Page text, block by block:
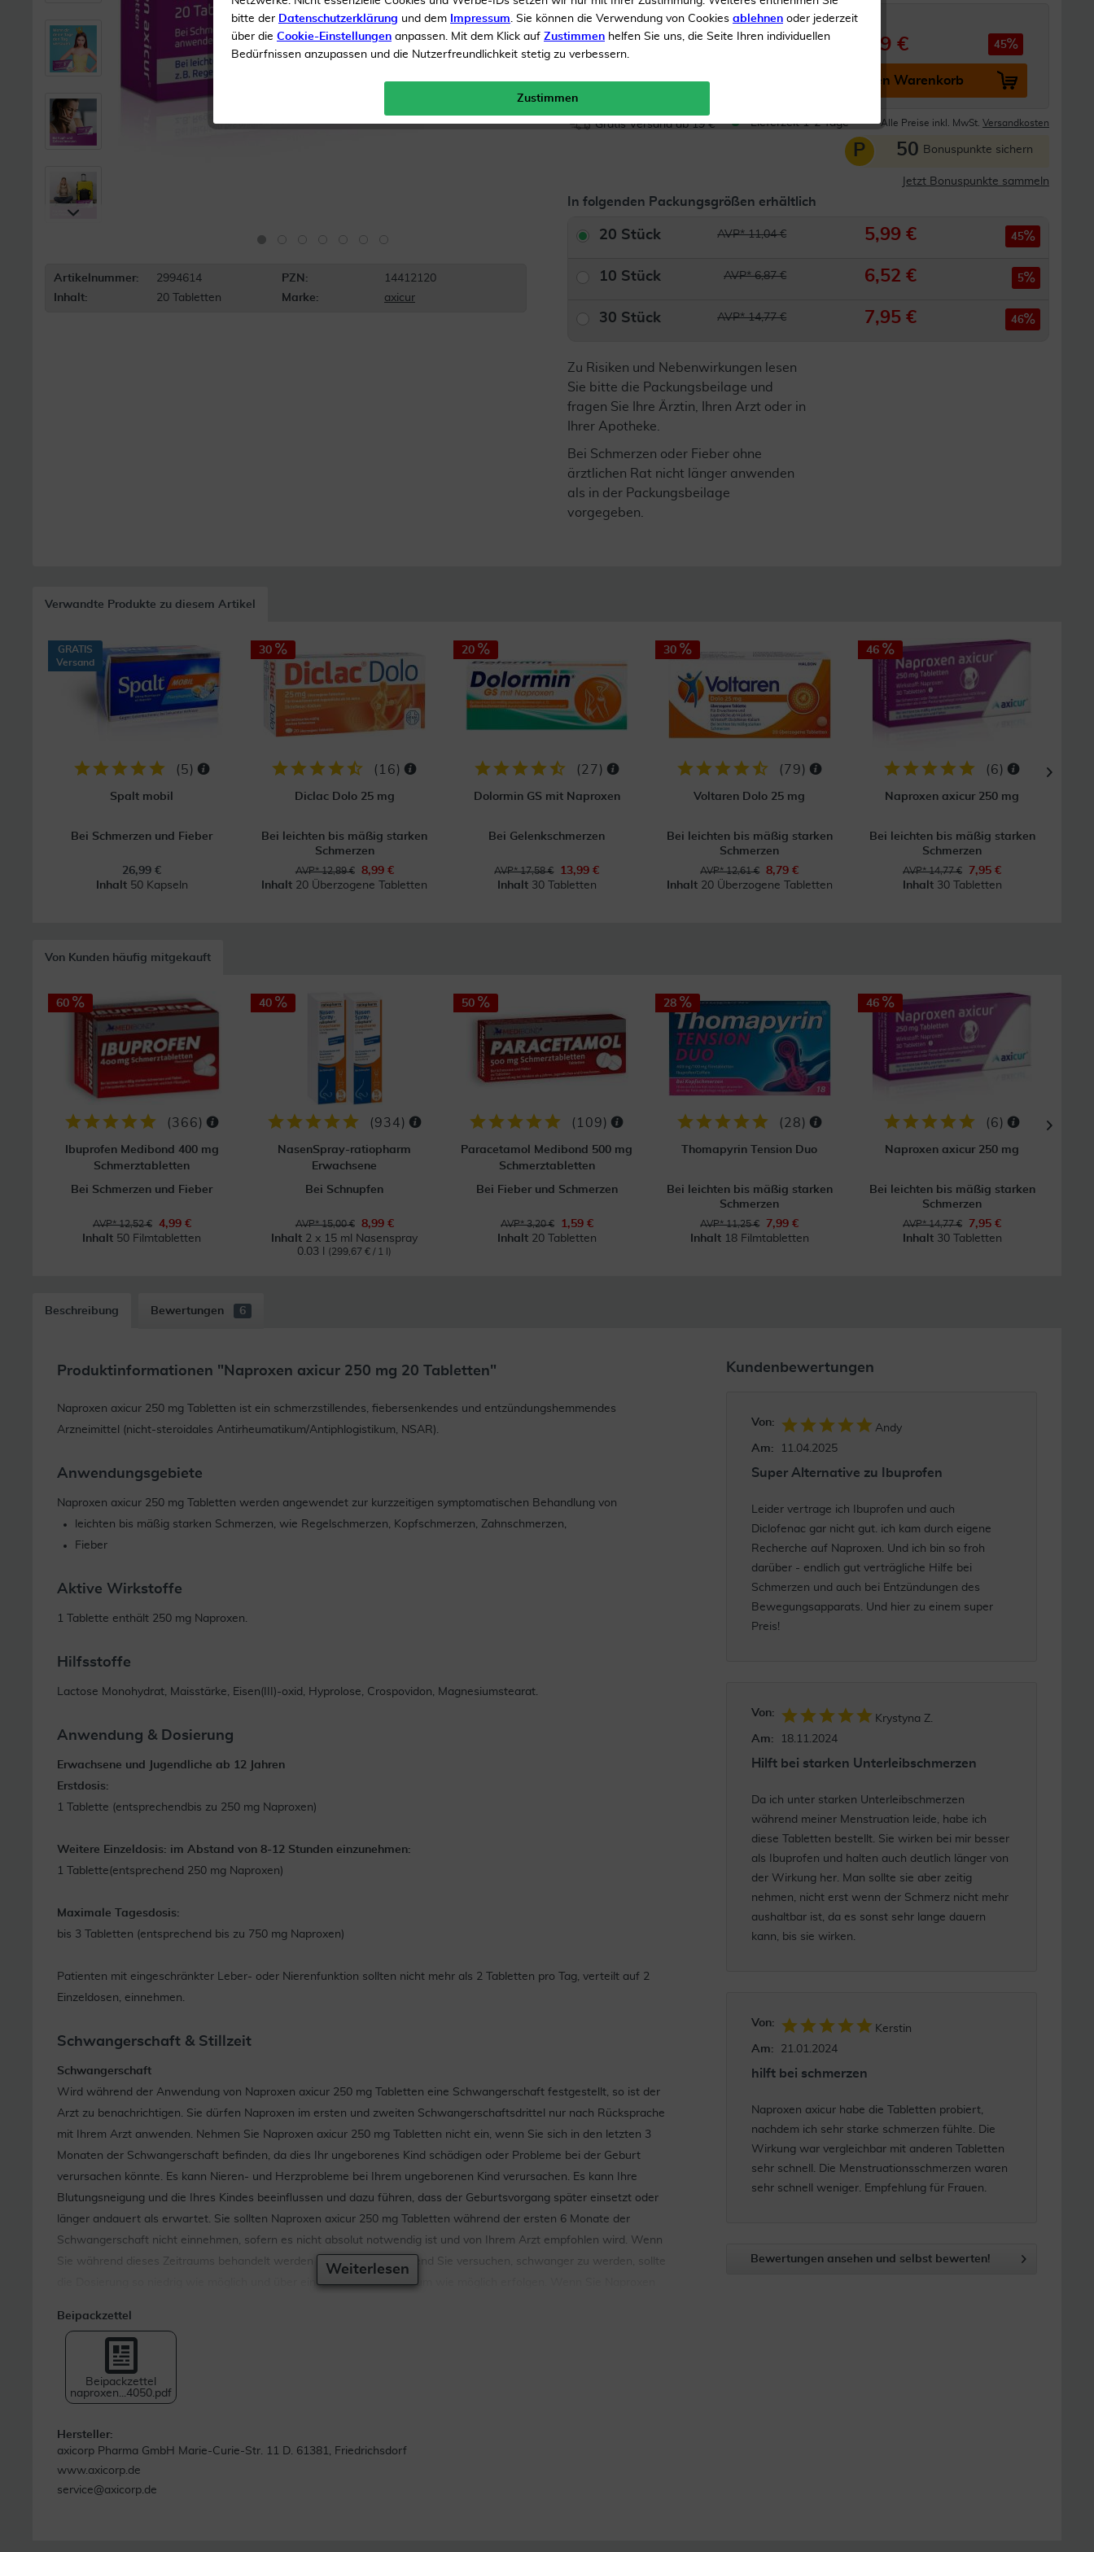
Artikelnummer: 2994614 PZN:
14412120
Inhalt:
20 Tabletten Marke: axicur
Inhalt20 Tabletten
5,99 € 45
In den Warenkorb
Gratis Versand ab 19 € Lieferzeit 1-2 Tage Alle Preise inkl. MwSt. Versandkosten
P 50 Bonuspunkte sichern
Jetzt Bonuspunkte sammeln
In folgenden Packungsgrößen erhältlich
20 Stück AVP* 11,04 € 5,99 € 45
10 Stück AVP* 6,87 € 6,52 € 5
30 Stück AVP* 14,77 € 7,95 € 46
Zu Risiken und Nebenwirkungen lesen
Sie bitte die Packungsbeilage und
fragen Sie Ihre Ärztin, Ihren Arzt oder in
Ihrer Apotheke.
Bei Schmerzen oder Fieber ohne
ärztlichen Rat nicht länger anwenden
als in der Packungsbeilage
vorgegeben.
Verwandte Produkte zu diesem Artikel
GRATIS
Versand
(5)
Spalt mobil
Bei Schmerzen und Fieber
26,99 €
Inhalt 50 Kapseln
30
( 16)
Diclac Dolo 25 mg
Bei leichten bis mäßig starken
Schmerzen
AVP* 12,89 €
8,99 €
Inhalt 20 Überzogene Tabletten
20
(27 )
Dolormin GS mit Naproxen
Bei Gelenkschmerzen
AVP* 17,58 €
13,99 €
Inhalt 30 Tabletten
30
( 79)
Voltaren Dolo 25 mg
Bei leichten bis mäßig starken
Schmerzen
AVP* 12,61 €
8,79 €
Inhalt 20 Überzogene Tabletten
46
(6)
Naproxen axicur 250 mg
Bei leichten bis mäßig starken
Schmerzen
AVP* 14,77 €
7,95 €
Inhalt 30 Tabletten
Von Kunden häufig mitgekauft
60
(366)
Ibuprofen Medibond 400 mg
Schmerztabletten
Bei Schmerzen und Fieber
AVP* 12,52 €
4,99 €
Inhalt 50 Filmtabletten
40
(934)
NasenSpray-ratiopharm
Erwachsene
Bei Schnupfen
AVP* 15,00 €
8,99 €
Inhalt 2 x 15 ml Nasenspray
0.03 l
(299,67 € / 1 l)
50
( 109)
Paracetamol Medibond 500 mg
Schmerztabletten
Bei Fieber und Schmerzen
AVP* 3,20 €
1,59 €
Inhalt 20 Tabletten
28
(28)
Thomapyrin Tension Duo
Bei leichten bis mäßig starken
Schmerzen
AVP* 11,25 €
7,99 €
Inhalt 18 Filmtabletten
46
(6)
Naproxen axicur 250 mg
Bei leichten bis mäßig starken
Schmerzen
AVP* 14,77 €
7,95 €
Inhalt 30 Tabletten
Beschreibung Bewertungen 6
Produktinformationen "Naproxen axicur 250 mg 20 Tabletten"
Naproxen axicur 250 mg Tabletten ist ein schmerzstillendes, fiebersenkendes und entzündungshemmendes
Arzneimittel (nicht-steroidales Antirheumatikum/Antiphlogistikum, NSAR).
Anwendungsgebiete
Naproxen axicur 250 mg Tabletten werden angewendet zur kurzzeitigen symptomatischen Behandlung von
leichten bis mäßig starken Schmerzen, wie Regelschmerzen, Kopfschmerzen, Zahnschmerzen,
Fieber
Aktive Wirkstoffe
1 Tablette enthält 250 mg Naproxen.
Hilfsstoffe
Lactose Monohydrat, Maisstärke, Eisen(III)-oxid, Hyprolose, Crospovidon, Magnesiumstearat.
Anwendung & Dosierung
Erwachsene und Jugendliche ab 12 Jahren
Erstdosis:
1 Tablette (entsprechendbis zu 250 mg Naproxen)
Weitere Einzeldosis: im Abstand von 8-12 Stunden einzunehmen:
1 Tablette(entsprechend 250 mg Naproxen)
Maximale Tagesdosis:
bis 3 Tabletten (entsprechend bis zu 750 mg Naproxen)
Patienten mit eingeschränkter Leber- oder Nierenfunktion sollten nicht mehr als 2 Tabletten pro Tag, verteilt auf 2
Einzeldosen, einnehmen.
Schwangerschaft & Stillzeit
Schwangerschaft
Wird während der Anwendung von Naproxen axicur 250 mg Tabletten eine Schwangerschaft festgestellt, so ist der
Arzt zu benachrichtigen. Sie dürfen Naproxen im ersten und zweiten Schwangerschaftsdrittel nur nach Rücksprache
mit Ihrem Arzt anwenden. Nehmen Sie Naproxen axicur 250 mg Tabletten nicht ein, wenn Sie sich in den letzten 3
Monaten der Schwangerschaft befinden, da dies Ihr ungeborenes Kind schädigen oder Probleme bei der Geburt
verursachen könnte. Es kann Nieren- und Herzprobleme bei Ihrem ungeborenen Kind verursachen. Es kann Ihre
Blutungsneigung und die Ihres Kindes beeinflussen und dazu führen, dass der Geburtsvorgang später einsetzt oder
länger andauert als erwartet. Sie sollten Naproxen axicur 250 mg Tabletten während der ersten 6 Monate der
Schwangerschaft nicht einnehmen, sofern es nicht absolut notwendig ist und von Ihrem Arzt empfohlen wird. Wenn
Sie während dieses Zeitraums behandelt werden müssen oder während Sie versuchen, schwanger zu werden, sollte
die Dosierung so niedrig wie möglich und über einen so kurzen Zeitraum wie möglich erfolgen. Wenn Sie Naproxen
Ihrem ungeborenen Kind Nierenprobleme verursachen, was zu einer verringerten Menge des Fruchtwassers, welches
Ihr Kind umgibt, führen kann (Oligohydramnion) oder es kann zur Verengung eines Blutgefäßes (Ductus arteriosus) im
Herzen Ihres Kindes kommen. Wenn Sie länger als ein paar Tage behandelt werden müssen, kann Ihr Arzt eine
zusätzliche Überwachung empfehlen.
Stillzeit
Der Wirkstoff Naproxen und seine Abbauprodukte gehen in geringen Mengen in die Muttermilch über. Eine
Anwendung von Naproxen axicur 250 mg Tabletten während der Stillzeit sollte vorsichtshalber vermieden werden.
Weiterlesen
Beipackzettel
Beipackzettel
naproxen...4050.pdf
Hersteller:
axicorp Pharma GmbH Marie-Curie-Str. 11 D. 61381, Friedrichsdorf
www.axicorp.de
service@axicorp.de
Kundenbewertungen
Von:
Andy
Am:
11.04.2025
Super Alternative zu Ibuprofen
Leider vertrage ich Ibuprofen und auch
Diclofenac gar nicht gut. ich kam durch eigene
Recherche auf Naproxen. Und ich bin so froh
darüber - endlich gut verträgliche Hilfe bei
Schmerzen und auch bei Entzündungen des
Bewegungsapparats. Und hier zu einem super
Preis!
Von:
Krystyna Z.
Am:
18.11.2024
Hilft bei starken Unterleibschmerzen
Da ich unter starken Unterleibschmerzen
während meiner Menstruation leide, habe ich
diese Tabletten bestellt. Sie wirken bei mir besser
als Ibuprofen und halten auch deutlich länger von
der Wirkung her. Man sollte sie aber zeitig
nehmen, nicht erst wenn der Schmerz nicht mehr
aushaltbar ist, da es sonst sehr lange dauern
kann, bis sie wirken.
Von:
Kerstin
Am:
21.01.2024
hilft bei schmerzen
Naproxen axicur habe die Tabletten probiert,
nachdem ich sehr starke schmerzen fühlte. Die
Wirkung war vergleichbar mit anderen Tabletten
sehr schnell. Die Menstruationsschmerzen waren
sehr schnell weniger. Empfehlung für Frauen.
Bewertungen ansehen und selbst bewerten!
bitte der Datenschutzerklärung und dem Impressum. Sie können die Verwendung von Cookies ablehnen oder jederzeit
über die Cookie-Einstellungen anpassen. Mit dem Klick auf Zustimmen helfen Sie uns, die Seite Ihren individuellen
Bedürfnissen anzupassen und die Nutzerfreundlichkeit stetig zu verbessern.
Zustimmen